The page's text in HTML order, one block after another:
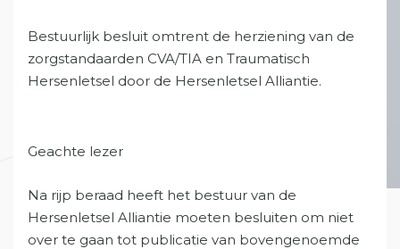
Bestuurlijk besluit omtrent de herziening van de
zorgstandaarden CVA/TIA en Traumatisch
Hersenletsel door de Hersenletsel Alliantie.
Geachte lezer
Na rijp beraad heeft het bestuur van de
Hersenletsel Alliantie moeten besluiten om niet
over te gaan tot publicatie van bovengenoemde